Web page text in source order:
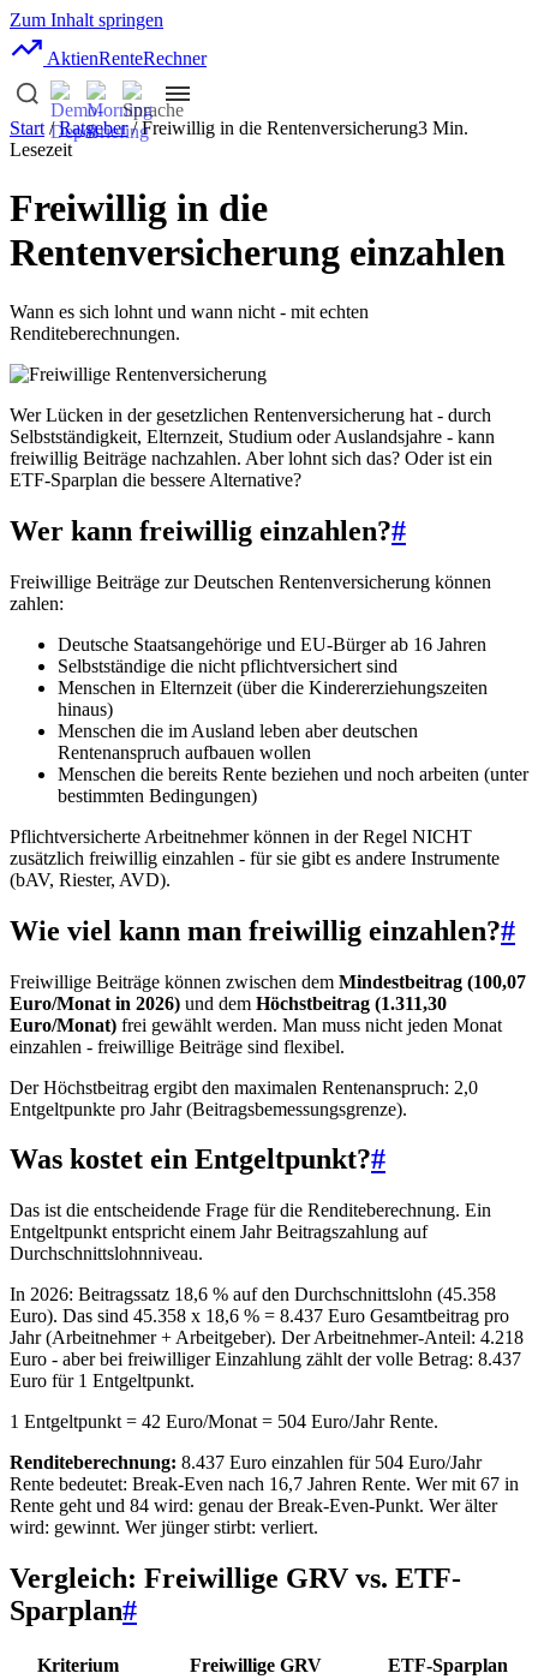
Zum Inhalt springen
AktienRenteRechner
Start /Ratgeber/ Freiwillig in die Rentenversicherung3 Min.
Lesezeit
Freiwillig in die
Rentenversicherung einzahlen
Wann es sich lohnt und wann nicht - mit echten
Renditeberechnungen.
Wer Lücken in der gesetzlichen Rentenversicherung hat - durch
Selbstständigkeit, Elternzeit, Studium oder Auslandsjahre - kann
freiwillig Beiträge nachzahlen. Aber lohnt sich das? Oder ist ein
ETF-Sparplan die bessere Alternative?
Wer kann freiwillig einzahlen?#
Freiwillige Beiträge zur Deutschen Rentenversicherung können
zahlen:
Deutsche Staatsangehörige und EU-Bürger ab 16 Jahren
Selbstständige die nicht pflichtversichert sind
Menschen in Elternzeit (über die Kindererziehungszeiten
hinaus)
Menschen die im Ausland leben aber deutschen
Rentenanspruch aufbauen wollen
Menschen die bereits Rente beziehen und noch arbeiten (unter
bestimmten Bedingungen)
Pflichtversicherte Arbeitnehmer können in der Regel NICHT
zusätzlich freiwillig einzahlen - für sie gibt es andere Instrumente
(bAV, Riester, AVD).
Wie viel kann man freiwillig einzahlen?#
Freiwillige Beiträge können zwischen dem Mindestbeitrag (100,07
Euro/Monat in 2026) und dem Höchstbeitrag (1.311,30
Euro/Monat) frei gewählt werden. Man muss nicht jeden Monat
einzahlen - freiwillige Beiträge sind flexibel.
Der Höchstbeitrag ergibt den maximalen Rentenanspruch: 2,0
Entgeltpunkte pro Jahr (Beitragsbemessungsgrenze).
Was kostet ein Entgeltpunkt?#
Das ist die entscheidende Frage für die Renditeberechnung. Ein
Entgeltpunkt entspricht einem Jahr Beitragszahlung auf
Durchschnittslohnniveau.
In 2026: Beitragssatz 18,6 % auf den Durchschnittslohn (45.358
Euro). Das sind 45.358 x 18,6 % = 8.437 Euro Gesamtbeitrag pro
Jahr (Arbeitnehmer + Arbeitgeber). Der Arbeitnehmer-Anteil: 4.218
Euro - aber bei freiwilliger Einzahlung zählt der volle Betrag: 8.437
Euro für 1 Entgeltpunkt.
1 Entgeltpunkt = 42 Euro/Monat = 504 Euro/Jahr Rente.
Renditeberechnung: 8.437 Euro einzahlen für 504 Euro/Jahr
Rente bedeutet: Break-Even nach 16,7 Jahren Rente. Wer mit 67 in
Rente geht und 84 wird: genau der Break-Even-Punkt. Wer älter
wird: gewinnt. Wer jünger stirbt: verliert.
Vergleich: Freiwillige GRV vs. ETF-
Sparplan#
Kriterium Freiwillige GRV
ETF-Sparplan